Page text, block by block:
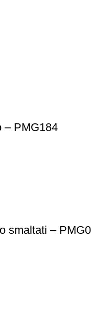
– PMG184
smaltati –